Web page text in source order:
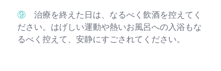
⑨ 治療を終えた日は、なるべく飲酒を控えてく
ださい。はげしい運動や熱いお風呂への入浴もな
るべく控えて、安静にすごされてください。